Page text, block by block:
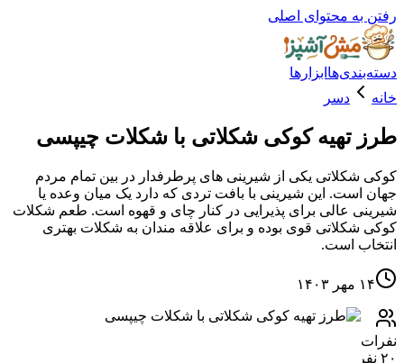
محتوای اصلی
ابزارها
دسر
کوکی شکلاتی با شکلات چیپسی
یکی از شیرینی های پرطرفدار در بین تمام مردم
این شیرینی با بافت تردی که دارد یک میان وعده یا
عالی برای پذیرایی در کنار چای و قهوه است. طعم شکلات
قوی بوده و برای علاقه مندان به شکلات بهتری
است.